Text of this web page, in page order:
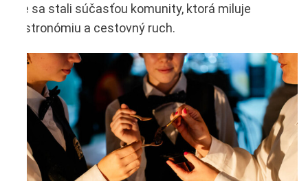
ste sa stali súčasťou komunity, ktorá miluje
gastronómiu a cestovný ruch.